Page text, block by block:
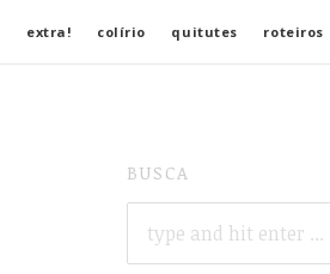
extra! colírio quitutes roteiros
BUSCA
FOR: